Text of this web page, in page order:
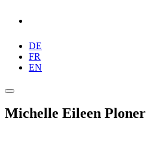
DE
FR
EN
Michelle Eileen Ploner